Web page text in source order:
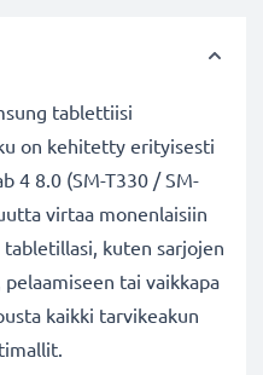
tablettiisi
on kehitetty erityisesti
4 8.0 (SM-T330 / SM-
virtaa monenlaisiin
kuten sarjojen
tai vaikkapa
kaikki tarvikeakun